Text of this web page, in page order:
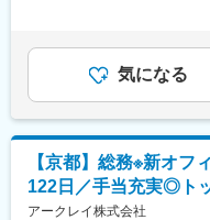
アとしての成長が可能
将来的には、ご本人
・特定分野の技術を深
・開発～製造～臨床
るマネージャー
といったキャリアの
また、海外臨床やグ
際的な視点と幅広い
└上記装置の機構部
※当社に蓄積された、
■魅力ポイント：
・アークレイの製品は
のお客さまに安全に使
引っ越し費用の負担
15万（単身）、25万
社負担となります。賃
通じて上下する可能
表記です。
気になる
【京都】総務※新オフ
122日／手当充実◎ト
アークレイ株式会社